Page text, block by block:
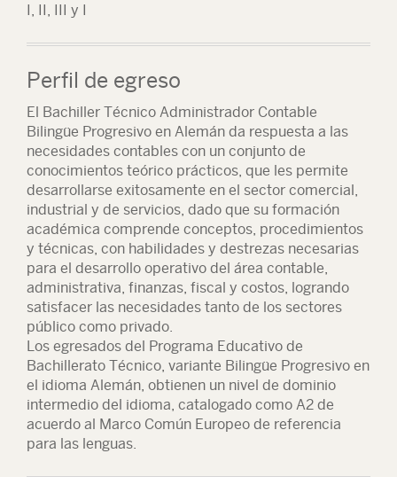
I, II, III y I
Perfil de egreso
El Bachiller Técnico Administrador Contable
Bilingüe Progresivo en Alemán da respuesta a las
necesidades contables con un conjunto de
conocimientos teórico prácticos, que les permite
desarrollarse exitosamente en el sector comercial,
industrial y de servicios, dado que su formación
académica comprende conceptos, procedimientos
y técnicas, con habilidades y destrezas necesarias
para el desarrollo operativo del área contable,
administrativa, finanzas, fiscal y costos, logrando
satisfacer las necesidades tanto de los sectores
público como privado.
Los egresados del Programa Educativo de
Bachillerato Técnico, variante Bilingüe Progresivo en
el idioma Alemán, obtienen un nivel de dominio
intermedio del idioma, catalogado como A2 de
acuerdo al Marco Común Europeo de referencia
para las lenguas.